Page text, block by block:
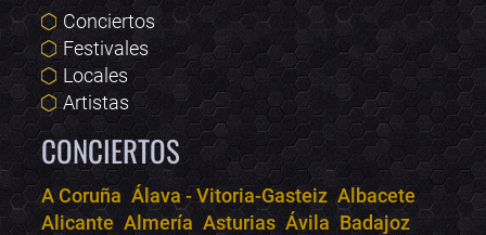
Conciertos
Festivales
Locales
Artistas
CONCIERTOS
A Coruña Álava - Vitoria-Gasteiz Albacete
Alicante Almería Asturias Ávila Badajoz